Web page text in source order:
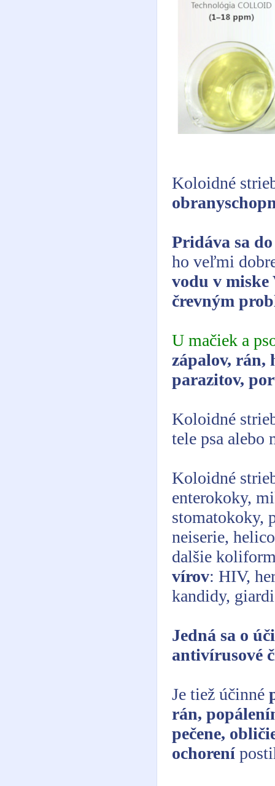
Koloidné
Pridáva sa
ho veľmi
vodu v
črevným
U mačiek a
zápalov, rán,
parazitov,
Koloidné
tele psa alebo
Koloidné
enterokoky,
stomatokoky,
neiserie,
dalšie
vírov: HIV,
kandidy,
Jedná sa o
antivírusové
Je tiež účinné
rán,
pečene,
ochorení